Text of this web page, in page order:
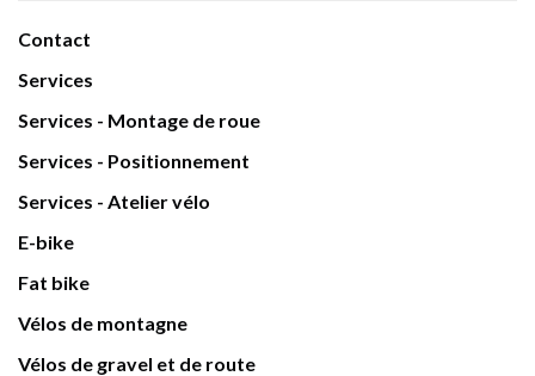
Contact
Services
Services - Montage de roue
Services - Positionnement
Services - Atelier vélo
E-bike
Fat bike
Vélos de montagne
Vélos de gravel et de route